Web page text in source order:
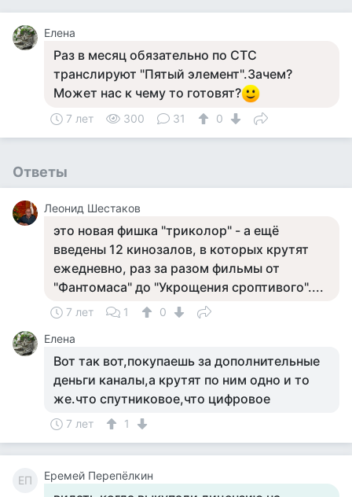
Елена
Раз в месяц обязательно по СТС
транслируют "Пятый элемент".Зачем?
Может нас к чему то готовят?
7 лет 300 31 0
Ответы
Леонид Шестаков
это новая фишка "триколор" - а ещё
введены 12 кинозалов, в которых крутят
ежедневно, раз за разом фильмы от
"Фантомаса" до "Укрощения сроптивого"....
7 лет 1
0
Елена
Вот так вот,покупаешь за дополнительные
деньги каналы,а крутят по ним одно и то
же.что спутниковое,что цифровое
7 лет 1
ЕП Еремей Перепёлкин